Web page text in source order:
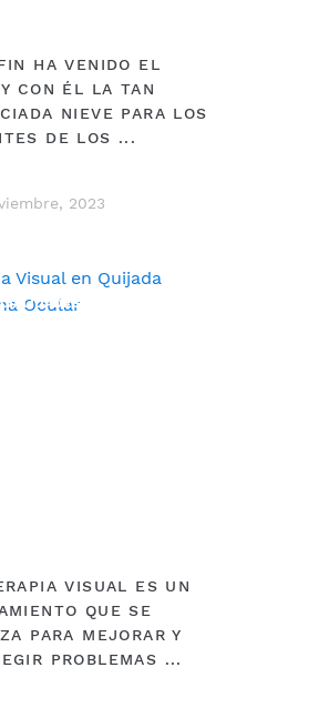
HA VENIDO EL
CON ÉL LA TAN
NIEVE PARA LOS
DE LOS ...
2023
VISUAL ES UN
QUE SE
PARA MEJORAR Y
PROBLEMAS ...